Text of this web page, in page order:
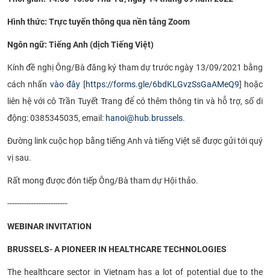
Hình thức: Trực tuyến thông qua nền tảng Zoom
Ngôn ngữ: Tiếng Anh (dịch Tiếng Việt)
Kính đề nghị Ông/Bà đăng ký tham dự trước ngày 13/09/2021 bằng
cách nhấn vào đây [https://forms.gle/6bdKLGvzSsGaAMeQ9] hoặc
liên hệ với cô Trần Tuyết Trang để có thêm thông tin và hỗ trợ, số di
động: 0385345035, email: hanoi@hub.brussels.
Đường link cuộc họp bằng tiếng Anh và tiếng Việt sẽ được gửi tới quý
vị sau.
Rất mong được đón tiếp Ông/Bà tham dự Hội thảo.
-------------------------
WEBINAR INVITATION
BRUSSELS- A PIONEER IN HEALTHCARE TECHNOLOGIES
The healthcare sector in Vietnam has a lot of potential due to the